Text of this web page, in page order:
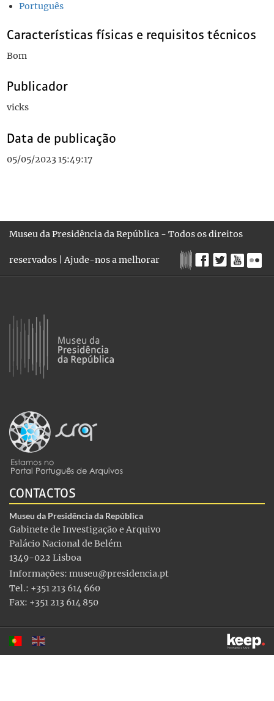
Português
Características físicas e requisitos técnicos
Bom
Publicador
vicks
Data de publicação
05/05/2023 15:49:17
Museu da Presidência da República - Todos os direitos
reservados |Ajude-nos a melhorar
CONTACTOS
Museu da Presidência da República
Gabinete de Investigação e Arquivo
Palácio Nacional de Belém
1349-022 Lisboa
Informações: museu@presidencia.pt
Tel.: +351 213 614 660
Fax: +351 213 614 850